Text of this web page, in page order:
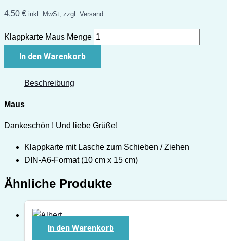
4,50 € inkl. MwSt, zzgl. Versand
Klappkarte Maus Menge
In den Warenkorb
Beschreibung
Maus
Dankeschön ! Und liebe Grüße!
Klappkarte mit Lasche zum Schieben / Ziehen
DIN-A6-Format (10 cm x 15 cm)
Ähnliche Produkte
In den Warenkorb